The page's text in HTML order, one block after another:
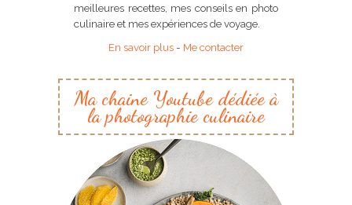
meilleures recettes, mes conseils en photo
culinaire et mes expériences de voyage.
En savoir plus - Me contacter
Ma chaine Youtube dédiée à
la photographie culinaire